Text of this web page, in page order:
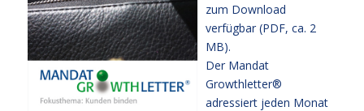
zum Download
verfügbar (PDF, ca. 2
MB).
Der Mandat
Growthletter®
adressiert jeden Monat